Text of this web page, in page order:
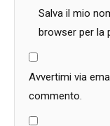
Salva il mio
browser per la
Avvertimi via
commento.